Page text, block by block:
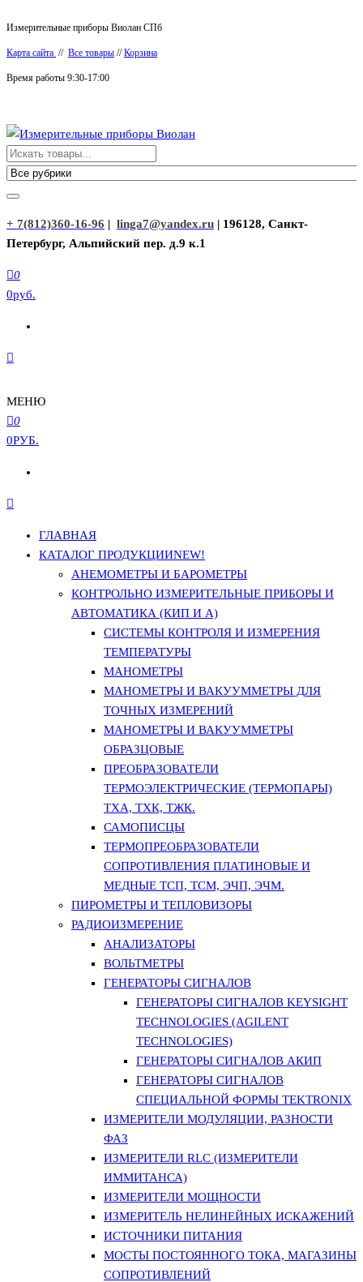
к
содержимому
Измерительные приборы Виолан СПб
Карта сайта // Все товары //Корзина
Время работы 9:30-17:00
Измерительные приборы Виолан
+ 7(812)360-16-96 | linga7@yandex.ru | 196128, Санкт-
Петербург, Альпийский пер. д.9 к.1
0
0руб.
МЕНЮ
0
0РУБ.
ГЛАВНАЯ
КАТАЛОГ ПРОДУКЦИИNEW!
АНЕМОМЕТРЫ И БАРОМЕТРЫ
КОНТРОЛЬНО ИЗМЕРИТЕЛЬНЫЕ ПРИБОРЫ И
АВТОМАТИКА (КИП И А)
СИСТЕМЫ КОНТРОЛЯ И ИЗМЕРЕНИЯ
ТЕМПЕРАТУРЫ
МАНОМЕТРЫ
МАНОМЕТРЫ И ВАКУУММЕТРЫ ДЛЯ
ТОЧНЫХ ИЗМЕРЕНИЙ
МАНОМЕТРЫ И ВАКУУММЕТРЫ
ОБРАЗЦОВЫЕ
ПРЕОБРАЗОВАТЕЛИ
ТЕРМОЭЛЕКТРИЧЕСКИЕ (ТЕРМОПАРЫ)
ТХА, ТХК, ТЖК.
САМОПИСЦЫ
ТЕРМОПРЕОБРАЗОВАТЕЛИ
СОПРОТИВЛЕНИЯ ПЛАТИНОВЫЕ И
МЕДНЫЕ ТСП, ТСМ, ЭЧП, ЭЧМ.
ПИРОМЕТРЫ И ТЕПЛОВИЗОРЫ
РАДИОИЗМЕРЕНИЕ
АНАЛИЗАТОРЫ
ВОЛЬТМЕТРЫ
ГЕНЕРАТОРЫ СИГНАЛОВ
ГЕНЕРАТОРЫ СИГНАЛОВ KEYSIGHT
TECHNOLOGIES (AGILENT
TECHNOLOGIES)
ГЕНЕРАТОРЫ СИГНАЛОВ АКИП
ГЕНЕРАТОРЫ СИГНАЛОВ
СПЕЦИАЛЬНОЙ ФОРМЫ TEKTRONIX
ИЗМЕРИТЕЛИ МОДУЛЯЦИИ, РАЗНОСТИ
ФАЗ
ИЗМЕРИТЕЛИ RLC (ИЗМЕРИТЕЛИ
ИММИТАНСА)
ИЗМЕРИТЕЛИ МОЩНОСТИ
ИЗМЕРИТЕЛЬ НЕЛИНЕЙНЫХ ИСКАЖЕНИЙ
ИСТОЧНИКИ ПИТАНИЯ
МОСТЫ ПОСТОЯННОГО ТОКА, МАГАЗИНЫ
СОПРОТИВЛЕНИЙ